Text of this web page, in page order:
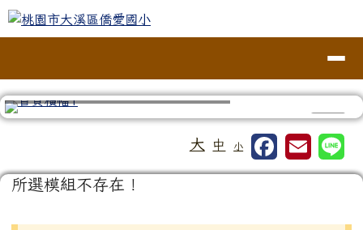
跳至主內容區
桃園市大溪區僑愛國小
大 中 小
主內容區域
所選模組不存在！
頁尾區域